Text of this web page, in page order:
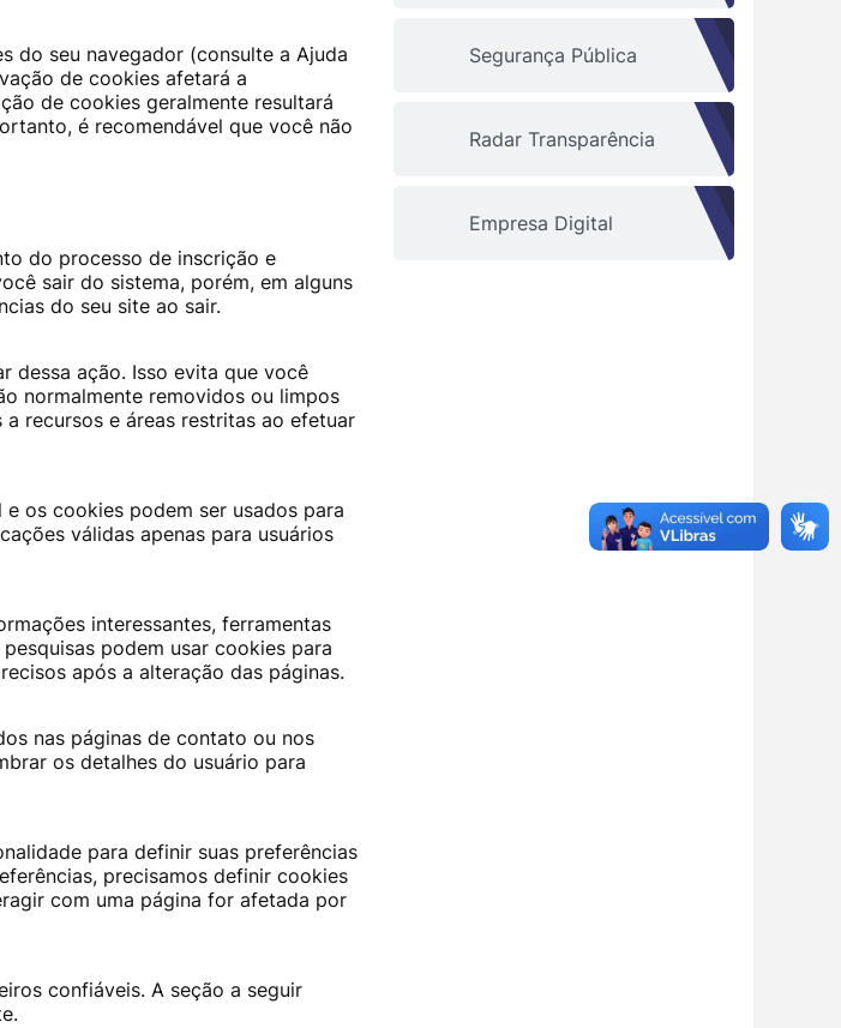
Segurança Pública
Radar Transparência
Empresa Digital
do seu navegador (consulte a Ajuda
de cookies afetará a
de cookies geralmente resultará
é recomendável que você não
do processo de inscrição e
sair do sistema, porém, em alguns
do seu site ao sair.
dessa ação. Isso evita que você
normalmente removidos ou limpos
recursos e áreas restritas ao efetuar
os cookies podem ser usados ​​para
válidas apenas para usuários
interessantes, ferramentas
podem usar cookies para
após a alteração das páginas.
nas páginas de contato ou nos
os detalhes do usuário para
para definir suas preferências
precisamos definir cookies
com uma página for afetada por
confiáveis. A seção a seguir